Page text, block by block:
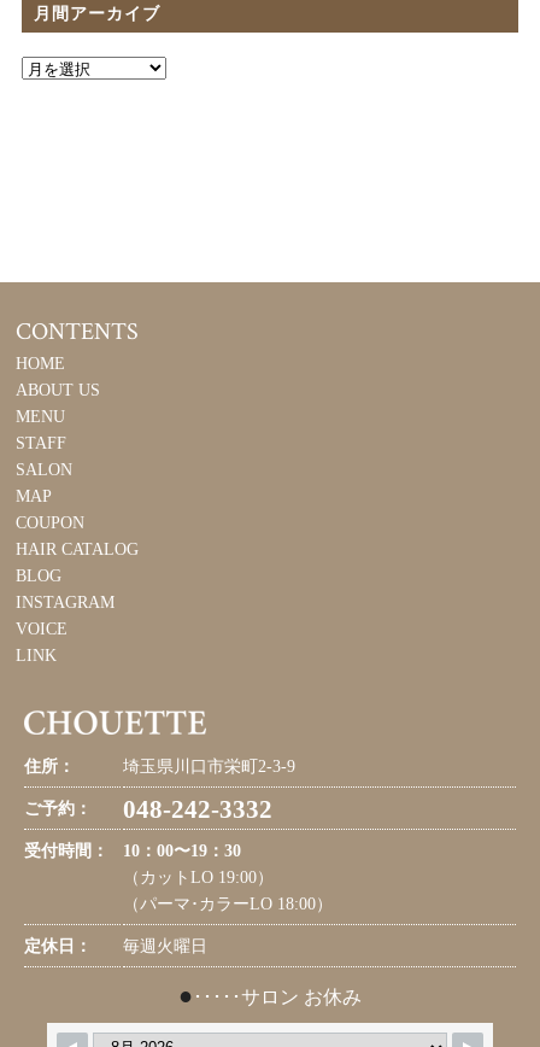
月間アーカイブ
CONTENTS
HOME
ABOUT US
MENU
STAFF
SALON
MAP
COUPON
HAIR CATALOG
BLOG
INSTAGRAM
VOICE
LINK
住所： 埼玉県川口市栄町2-3-9
ご予約： 048-242-3332
受付時間：
10：00〜19：30
（カットLO 19:00）
（パーマ･カラーLO 18:00）
定休日： 毎週火曜日
● ･････サロン お休み